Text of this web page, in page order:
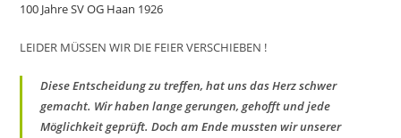
t
n
g
100 Jahre SV OG Haan 1926
LEIDER MÜSSEN WIR DIE FEIER VERSCHIEBEN !
Diese Entscheidung zu treffen, hat uns das Herz schwer
gemacht. Wir haben lange gerungen, gehofft und jede
Möglichkeit geprüft. Doch am Ende mussten wir unserer